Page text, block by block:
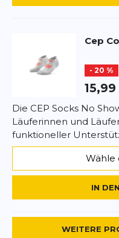
Cep
- 20 %
Die CEP Socks No
Läuferinnen und
funktioneller
Wähle
IN
WEITERE